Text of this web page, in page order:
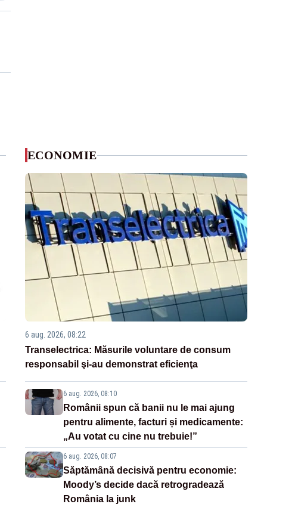
ECONOMIE
6 aug. 2026, 08:22
Transelectrica: Măsurile voluntare de consum
responsabil şi-au demonstrat eficienţa
6 aug. 2026, 08:10
Românii spun că banii nu le mai ajung
pentru alimente, facturi și medicamente:
„Au votat cu cine nu trebuie!”
6 aug. 2026, 08:07
Săptămână decisivă pentru economie:
Moody’s decide dacă retrogradează
România la junk